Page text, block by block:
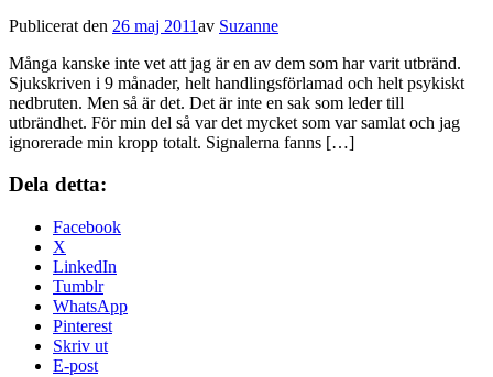
Publicerat den 26 maj 2011av Suzanne
Många kanske inte vet att jag är en av dem som har varit utbränd.
Sjukskriven i 9 månader, helt handlingsförlamad och helt psykiskt
nedbruten. Men så är det. Det är inte en sak som leder till
utbrändhet. För min del så var det mycket som var samlat och jag
ignorerade min kropp totalt. Signalerna fanns […]
Dela detta:
Facebook
X
LinkedIn
Tumblr
WhatsApp
Pinterest
Skriv ut
E-post